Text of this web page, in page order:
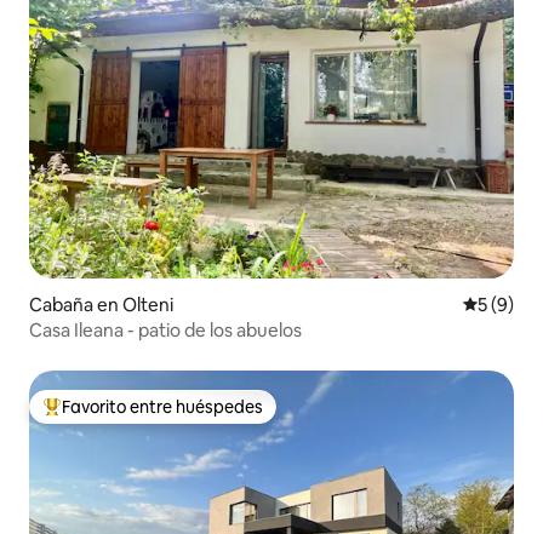
Cabaña en Olteni
5 (9)
Casa Ileana - patio de los abuelos
De los mejores en Favorito entre huéspedes
Favorito entre huéspedes